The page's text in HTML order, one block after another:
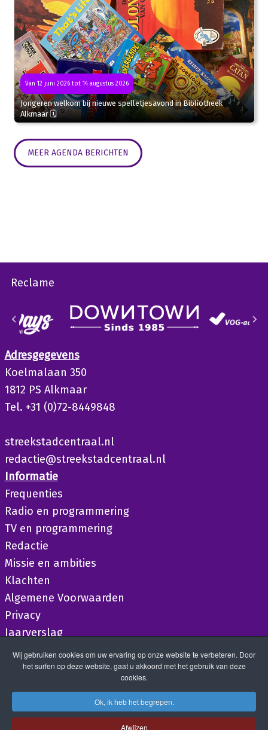
Van 12 juni 2026 tot 14 augustus 2026
Jongeren welkom bij nieuwe spelletjesavond in Bibliotheek
Alkmaar 🗓
MEER AGENDA BERICHTEN
Reclame
Adresgegevens
Koelmalaan 350
1812 PS Alkmaar
Tel. +31 (0)72-8449848
streekstadcentraal.nl
redactie@streekstadcentraal.nl
Informatie
Frequenties
Radio en programmering
TV en programmering
Redactie
Missie en ambities
Klachten
Algemene Voorwaarden
Privacy
Jaarverslag
Wij gebruiken cookies om uw ervaring op onze website te verbeteren. Door
het surfen op deze website, gaat u akkoord met het gebruik van deze
cookies.
Ok, ik heb het begrepen.
Afwijzen